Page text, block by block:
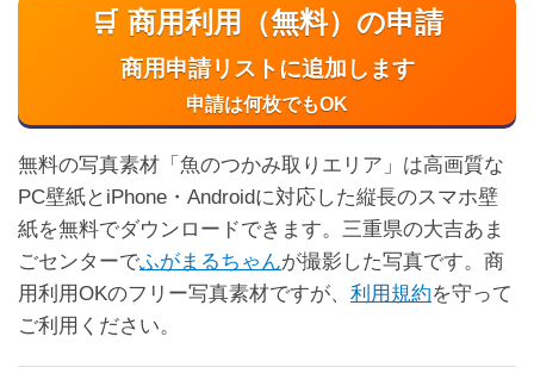
🛒 商用利用（無料）の申請
商用申請リストに追加します
申請は何枚でもOK
無料の写真素材「魚のつかみ取りエリア」は高画質な
PC壁紙とiPhone・Androidに対応した縦長のスマホ壁
紙を無料でダウンロードできます。三重県の大吉あま
ごセンターでふがまるちゃんが撮影した写真です。商
用利用OKのフリー写真素材ですが、 利用規約を守って
ご利用ください。